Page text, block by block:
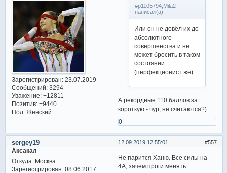
Зарегистрирован: 23.07.2019
Сообщений:3294
Уважение: +12811
Позитив: +9440
Пол:Женский
#p1105794,Mila2
написал(а):
Или он не довёл их до
абсолютного
совершенства и не
может бросить в таком
состоянии
(перфекционист же)
А рекордные 110 баллов за
короткую - чур, не считаются?)
0
557
12.09.2019 12:55:01
sergey19
Аксакал
Откуда:Москва
Зарегистрирован: 08.06.2017
Не парится Ханю. Все силы на
4А, зачем проги менять.